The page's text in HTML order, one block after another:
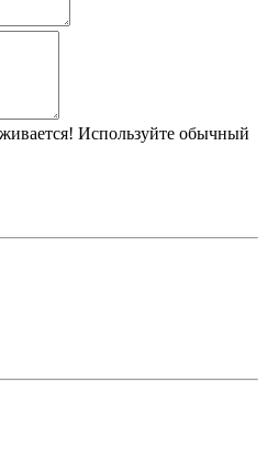
Используйте обычный